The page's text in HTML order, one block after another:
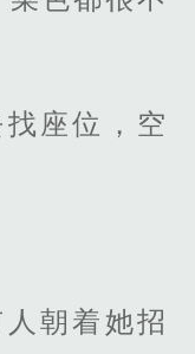
座位，空
朝着她招